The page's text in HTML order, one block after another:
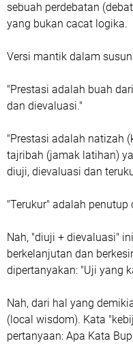
sebuah perdebatan
yang bukan cacat logika.
Versi mantik dalam
"Prestasi adalah buah
dan dievaluasi."
"Prestasi adalah natizah
tajribah (jamak latihan)
diuji, dievaluasi dan
"Terukur" adalah
Nah, "diuji + dievaluasi"
berkelanjutan dan
dipertanyakan: "Uji yang
Nah, dari hal yang
(local wisdom). Kata
pertanyaan: Apa Kata